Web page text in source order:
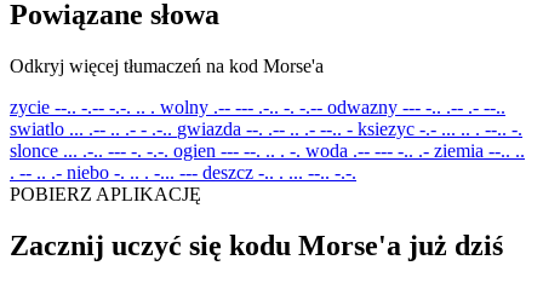
Powiązane słowa
Odkryj więcej tłumaczeń na kod Morse'a
zycie --.. -.-- -.-. .. . wolny .-- --- .-.. -. -.-- odwazny --- -.. .-- .- --..
swiatlo ... .-- .. .- - .-.. gwiazda --. .-- .. .- --.. - ksiezyc -.- ... .. . --.. -.
slonce ... .-.. --- -. -.-. ogien --- --. .. . -. woda .-- --- -.. .- ziemia --.. ..
. -- .. .- niebo -. .. . -... --- deszcz -.. . ... --.. -.-.
POBIERZ APLIKACJĘ
Zacznij uczyć się kodu Morse'a już dziś